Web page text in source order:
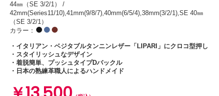
44㎜（SE 3/2/1） /
42mm(Series11/10),41mm(9/8/7),40mm(6/5/4),38mm(3/2/1),SE 40㎜
（SE 3/2/1）
カラー：
・イタリアン・ベジタブルタンニンレザー「LIPARI」にクロコ型押し
・スタイリッシュなデザイン
・着脱簡単、プッシュタイプDバックル
・日本の熟練革職人によるハンドメイド